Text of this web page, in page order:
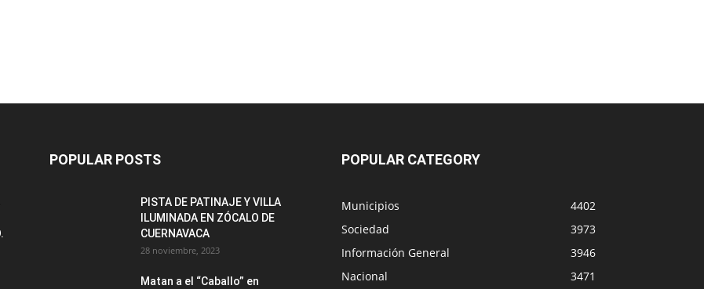
POPULAR POSTS
PISTA DE PATINAJE Y VILLA
ILUMINADA EN ZÓCALO DE
CUERNAVACA
28 noviembre, 2023
Matan a el “Caballo” en
POPULAR CATEGORY
Municipios
4402
Sociedad
3973
Información General
3946
Nacional
3471